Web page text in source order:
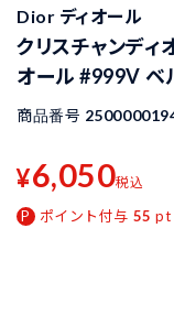
Dior ディオール
クリスチャンデ
オール #999V ベ
商品番号
¥6,050税込
ポイント付与 55 pt